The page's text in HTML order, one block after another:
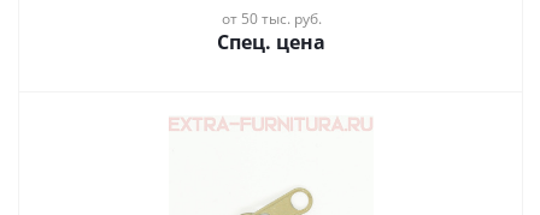
от 50 тыс. руб.
Спец. цена